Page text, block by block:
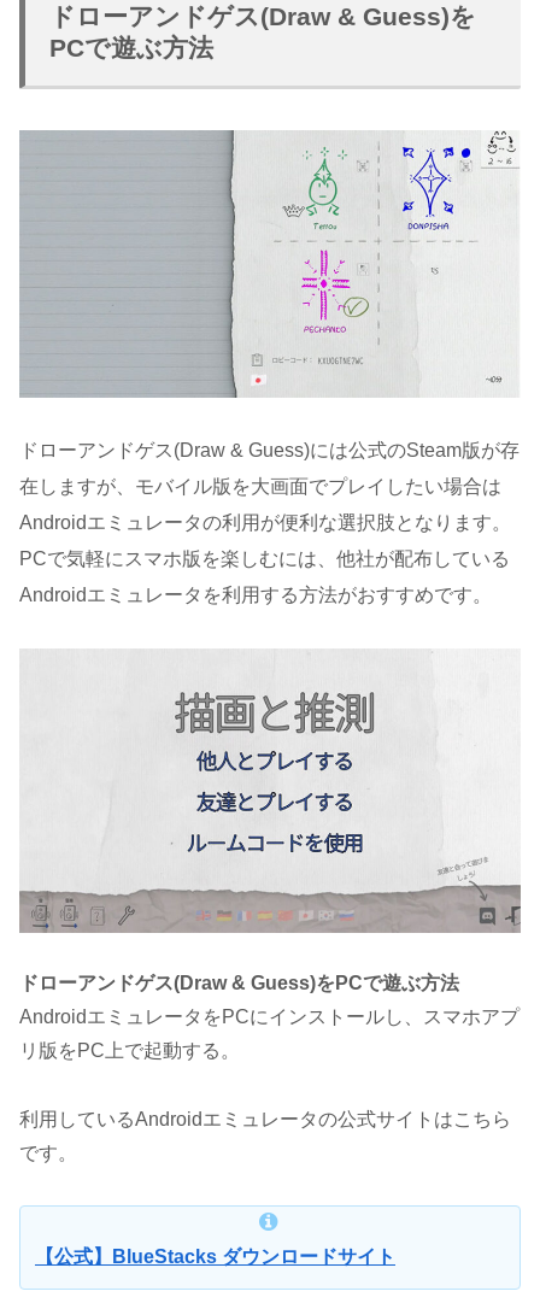
ドローアンドゲス(Draw & Guess)を
PCで遊ぶ方法
ドローアンドゲス(Draw & Guess)には公式のSteam版が存
在しますが、モバイル版を大画面でプレイしたい場合は
Androidエミュレータの利用が便利な選択肢となります。
PCで気軽にスマホ版を楽しむには、他社が配布している
Androidエミュレータを利用する方法がおすすめです。
ドローアンドゲス(Draw & Guess)をPCで遊ぶ方法
AndroidエミュレータをPCにインストールし、スマホアプ
リ版をPC上で起動する。
利用しているAndroidエミュレータの公式サイトはこちら
です。
【公式】BlueStacks ダウンロードサイト